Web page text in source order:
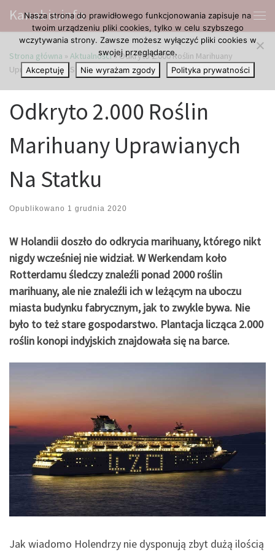
Przejdź do treści
Kanabis.info
Strona główna » Aktualności»Odkryto 2.000 Roślin Marihuany
Uprawianych Na Statku
Odkryto 2.000 Roślin
Marihuany Uprawianych
Na Statku
Opublikowano 1 grudnia 2020
W Holandii doszło do odkrycia marihuany, którego nikt
nigdy wcześniej nie widział. W Werkendam koło
Rotterdamu śledczy znaleźli ponad 2000 roślin
marihuany, ale nie znaleźli ich w leżącym na uboczu
miasta budynku fabrycznym, jak to zwykle bywa. Nie
było to też stare gospodarstwo. Plantacja licząca 2.000
roślin konopi indyjskich znajdowała się na barce.
Jak wiadomo Holendrzy nie dysponują zbyt dużą ilością
Nasza strona do prawidłowego funkcjonowania zapisuje na
twoim urządzeniu pliki cookies, tylko w celu szybszego
wczytywania strony. Zawsze możesz wyłączyć pliki cookies w
swojej przeglądarce.
Akceptuję
Nie wyrażam zgody Polityka prywatności